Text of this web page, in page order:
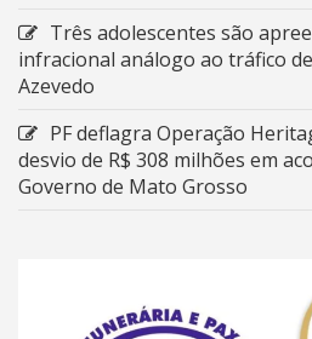
Três adolescentes são
infracional análogo ao tráfico
Azevedo
PF deflagra Operação
desvio de R$ 308 milhões em
Governo de Mato Grosso